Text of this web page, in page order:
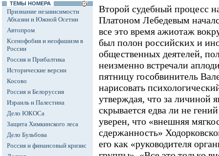
ТЕМЫ НОМЕРА
Признание независимости
Абхазии и Южной Осетии
Автопром
Ксенофобия и неофашизм в
России
Россия и Прибалтика
Исторические версии
Косово
Россия и Белоруссия
Израиль и Палестина
Дело ЮКОСа
Защита Химкинского леса
Дело Бульбова
Россия и финансовый кризис
Второй судебный процесс
Платоном Лебедевым
все это время ажиотаж
был полон российских и
общественных деятелей,
неизменно встречали
пятницу гособвинитель
нарисовать
утверждая, что за личиной
скрывается едва ли не
уверен, что «внешняя
сдержанность»
его как «руководителя